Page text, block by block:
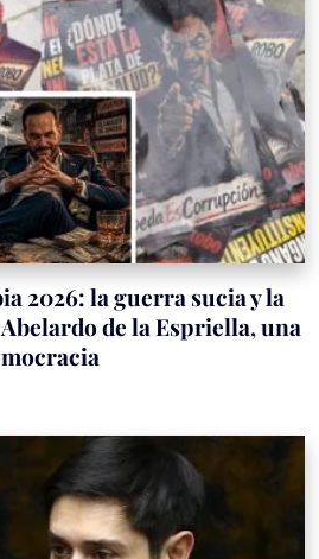
2026: la guerra sucia y la
de la Espriella, una